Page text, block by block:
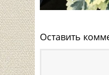
Оставить